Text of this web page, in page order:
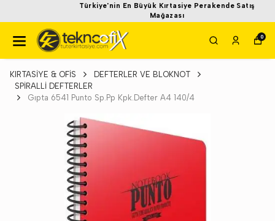
Türkiye'nin En Büyük Kırtasiye Perakende Satış
Mağazası
0
KIRTASİYE & OFİS
DEFTERLER VE BLOKNOT
SPİRALLİ DEFTERLER
Gıpta 6541 Punto Sp.Pp Kpk.Defter A4 140/4